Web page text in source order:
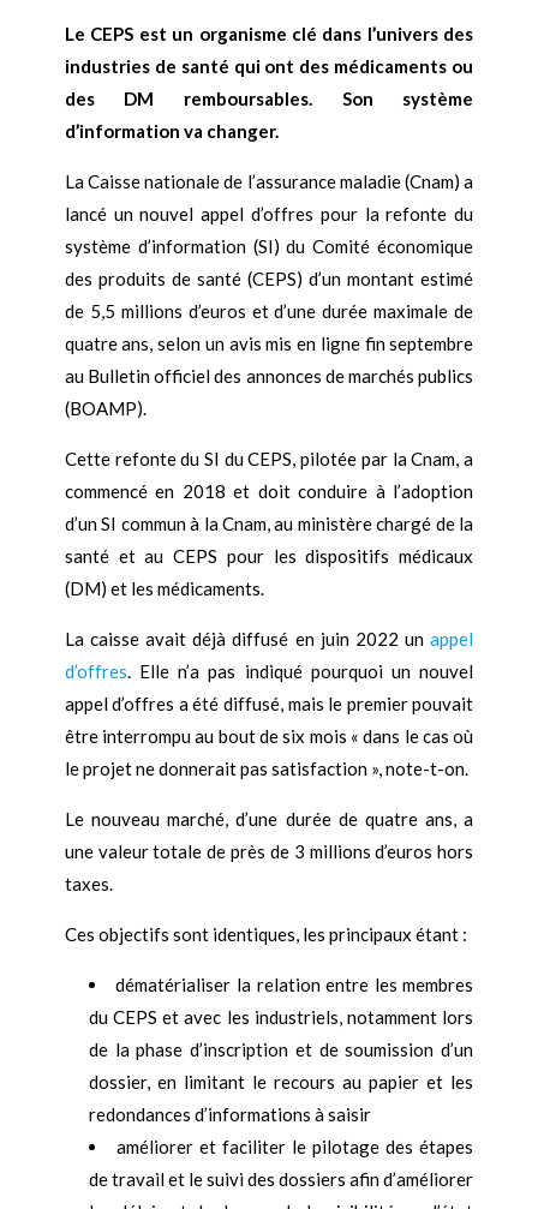
Le CEPS est un organisme clé dans l’univers des
industries de santé qui ont des médicaments ou
des DM remboursables. Son système
d’information va changer.
La Caisse nationale de l’assurance maladie (Cnam) a
lancé un nouvel appel d’offres pour la refonte du
système d’information (SI) du Comité économique
des produits de santé (CEPS) d’un montant estimé
de 5,5 millions d’euros et d’une durée maximale de
quatre ans, selon un avis mis en ligne fin septembre
au Bulletin officiel des annonces de marchés publics
(BOAMP).
Cette refonte du SI du CEPS, pilotée par la Cnam, a
commencé en 2018 et doit conduire à l’adoption
d’un SI commun à la Cnam, au ministère chargé de la
santé et au CEPS pour les dispositifs médicaux
(DM) et les médicaments.
La caisse avait déjà diffusé en juin 2022 unappel
d’offres. Elle n’a pas indiqué pourquoi un nouvel
appel d’offres a été diffusé, mais le premier pouvait
être interrompu au bout de six mois « dans le cas où
le projet ne donnerait pas satisfaction », note-t-on.
Le nouveau marché, d’une durée de quatre ans, a
une valeur totale de près de 3 millions d’euros hors
taxes.
Ces objectifs sont identiques, les principaux étant :
dématérialiser la relation entre les membres
du CEPS et avec les industriels, notamment lors
de la phase d’inscription et de soumission d’un
dossier, en limitant le recours au papier et les
redondances d’informations à saisir
améliorer et faciliter le pilotage des étapes
de travail et le suivi des dossiers afin d’améliorer